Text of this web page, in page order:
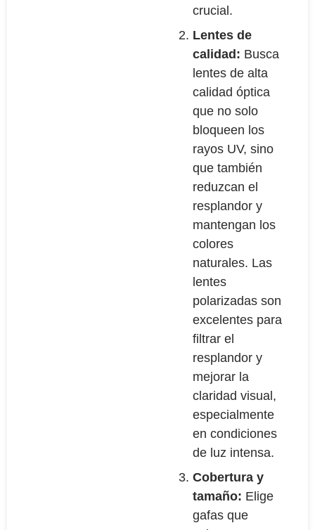
crucial.
Lentes de
calidad: Busca
lentes de alta
calidad óptica
que no solo
bloqueen los
rayos UV, sino
que también
reduzcan el
resplandor y
mantengan los
colores
naturales. Las
lentes
polarizadas son
excelentes para
filtrar el
resplandor y
mejorar la
claridad visual,
especialmente
en condiciones
de luz intensa.
Cobertura y
tamaño: Elige
gafas que